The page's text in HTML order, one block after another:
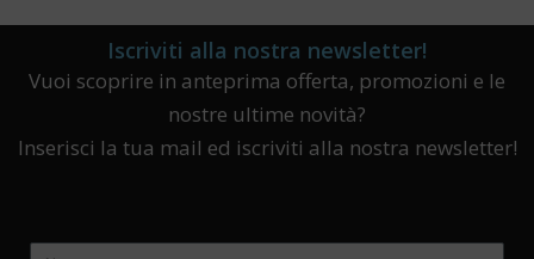
Iscriviti alla nostra newsletter!
Vuoi scoprire in anteprima offerta, promozioni e le
nostre ultime novità?
Inserisci la tua mail ed iscriviti alla nostra newsletter!